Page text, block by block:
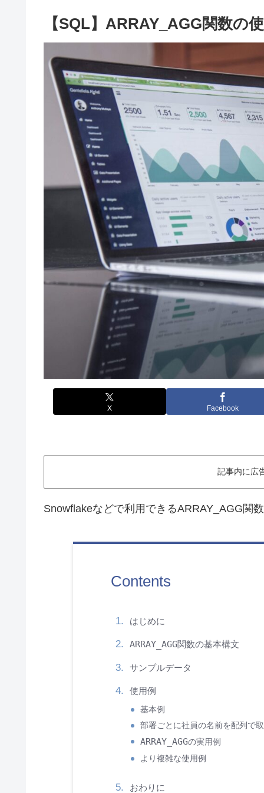
【SQL】ARRAY_AGG関数の
X Facebook
記事内に広
Snowflakeなどで利用できるARRAY_AGG関
Contents
はじめに
ARRAY_AGG関数の基本構文
サンプルデータ
使用例
基本例
部署ごとに社員の名前を配列で
ARRAY_AGGの実用例
より複雑な使用例
おわりに